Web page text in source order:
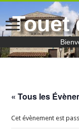
Touet
« Tous les
Cet évènement est